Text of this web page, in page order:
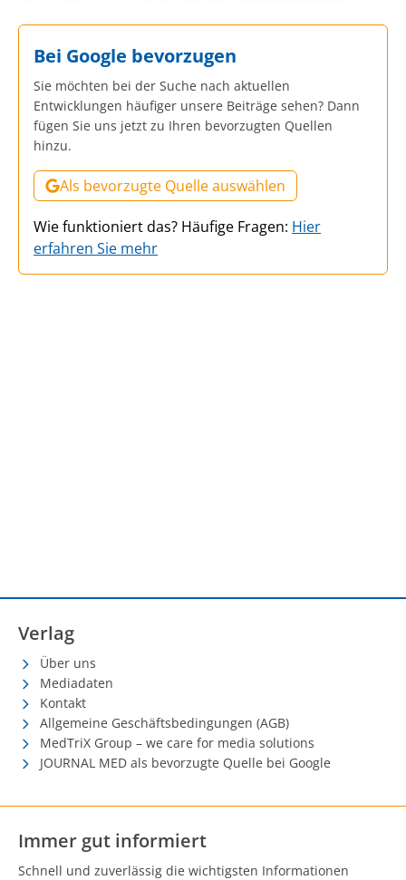
Bei Google bevorzugen
Sie möchten bei der Suche nach aktuellen
Entwicklungen häufiger unsere Beiträge sehen? Dann
fügen Sie uns jetzt zu Ihren bevorzugten Quellen
hinzu.
Als bevorzugte Quelle auswählen
Wie funktioniert das? Häufige Fragen: Hier
erfahren Sie mehr
Verlag
Über uns
Mediadaten
Kontakt
Allgemeine Geschäftsbedingungen (AGB)
MedTriX Group – we care for media solutions
JOURNAL MED als bevorzugte Quelle bei Google
Immer gut informiert
Schnell und zuverlässig die wichtigsten Informationen